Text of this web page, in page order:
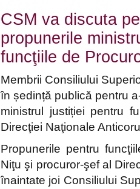
CSM va discuta
propunerile
funcţiile de
Membrii Consiliului
în ședință publică pentru
ministrul justiției pentru
Direcţiei Naţionale
Propunerile pentru
Niţu şi procuror-şef al
înaintate joi Consiliului